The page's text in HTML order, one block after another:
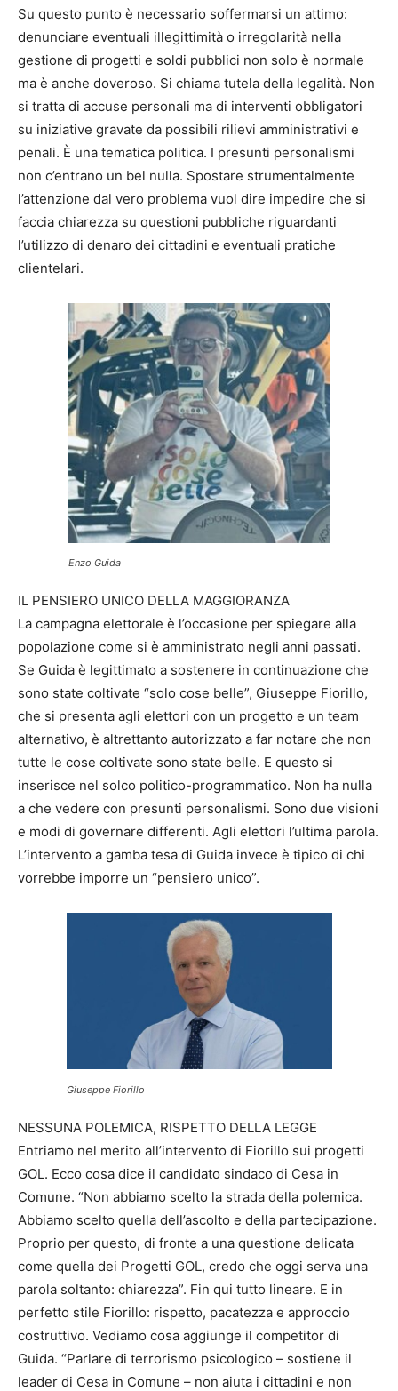
Su questo punto è necessario soffermarsi un attimo:
denunciare eventuali illegittimità o irregolarità nella
gestione di progetti e soldi pubblici non solo è normale
ma è anche doveroso. Si chiama tutela della legalità. Non
si tratta di accuse personali ma di interventi obbligatori
su iniziative gravate da possibili rilievi amministrativi e
penali. È una tematica politica. I presunti personalismi
non c’entrano un bel nulla. Spostare strumentalmente
l’attenzione dal vero problema vuol dire impedire che si
faccia chiarezza su questioni pubbliche riguardanti
l’utilizzo di denaro dei cittadini e eventuali pratiche
clientelari.
Enzo Guida
IL PENSIERO UNICO DELLA MAGGIORANZA
La campagna elettorale è l’occasione per spiegare alla
popolazione come si è amministrato negli anni passati.
Se Guida è legittimato a sostenere in continuazione che
sono state coltivate “solo cose belle”, Giuseppe Fiorillo,
che si presenta agli elettori con un progetto e un team
alternativo, è altrettanto autorizzato a far notare che non
tutte le cose coltivate sono state belle. E questo si
inserisce nel solco politico-programmatico. Non ha nulla
a che vedere con presunti personalismi. Sono due visioni
e modi di governare differenti. Agli elettori l’ultima parola.
L’intervento a gamba tesa di Guida invece è tipico di chi
vorrebbe imporre un “pensiero unico”.
Giuseppe Fiorillo
NESSUNA POLEMICA, RISPETTO DELLA LEGGE
Entriamo nel merito all’intervento di Fiorillo sui progetti
GOL. Ecco cosa dice il candidato sindaco di Cesa in
Comune. “Non abbiamo scelto la strada della polemica.
Abbiamo scelto quella dell’ascolto e della partecipazione.
Proprio per questo, di fronte a una questione delicata
come quella dei Progetti GOL, credo che oggi serva una
parola soltanto: chiarezza”. Fin qui tutto lineare. E in
perfetto stile Fiorillo: rispetto, pacatezza e approccio
costruttivo. Vediamo cosa aggiunge il competitor di
Guida. “Parlare di terrorismo psicologico – sostiene il
leader di Cesa in Comune – non aiuta i cittadini e non